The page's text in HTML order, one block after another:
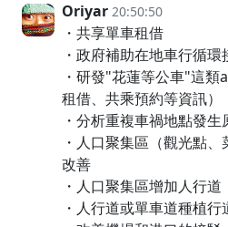
Oriyar 20:50:50
・共享單車租借
・政府補助在地車行循
・研發"花蓮等公車"這
租借、共乘預約等資訊）
・分析重複車禍地點發
・人口聚集區（觀光點
改善
・人口聚集區增加人行道
・人行道或單車道種植行